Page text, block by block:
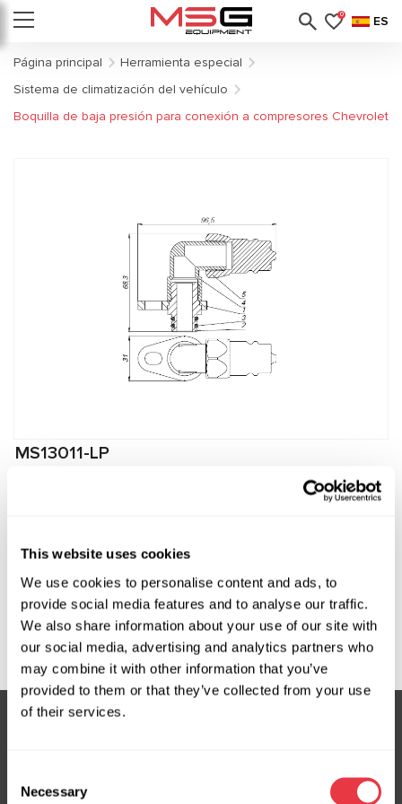
This website uses cookies
We use cookies to personalise content and ads, to
provide social media features and to analyse our traffic.
We also share information about your use of our site with
our social media, advertising and analytics partners who
may combine it with other information that you’ve
provided to them or that they’ve collected from your use
of their services.
Selection
Necessary
0 ES
Página principal
Herramienta especial
Sistema de climatización del vehículo
Boquilla de baja presión para conexión a compresores Chevrolet
MS13011-LP
Boquilla de baja presión para conexión a
Fabricante:MSG Equipment
Solicitar precio
No te pierdas ofertas exclusivas y descuentos